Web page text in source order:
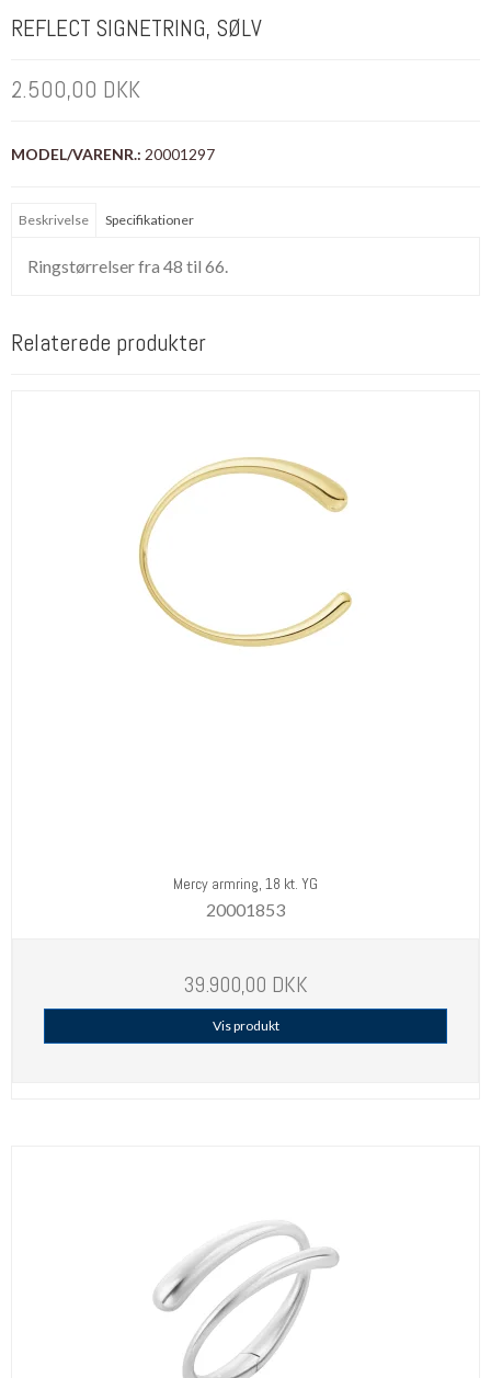
REFLECT SIGNETRING, SØLV
2.500,00 DKK
MODEL/VARENR.: 20001297
Beskrivelse Specifikationer
Ringstørrelser fra 48 til 66.
Relaterede produkter
Mercy armring, 18 kt. YG
20001853
39.900,00 DKK
Vis produkt